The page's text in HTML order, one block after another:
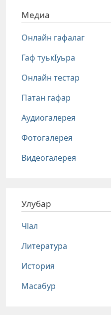
Медиа
Онлайн гафалаг
Гаф туькIуьра
Онлайн тестар
Патан гафар
Аудиогалерея
Фотогалерея
Видеогалерея
Улубар
Чlал
Литература
История
Масабур